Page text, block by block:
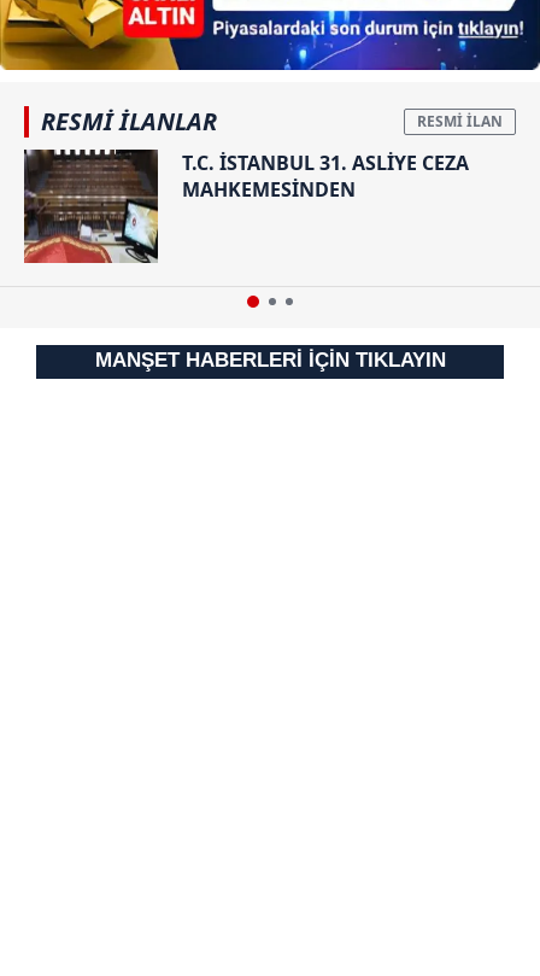
gösterilmeyecektir."
Sizlere daha iyi bir hizmet sunabilmek için İnternet
Sitemizde kendimize ve üçüncü kişilere ait çerezler
kullanılmaktadır. Bu çerezler vasıtasıyla çeşitli kişisel
verileriniz işlenmekte olup gerekli olan çerezler bilgi
toplumu hizmetlerinin sunulması amacıyla
kullanılmaktadır. Diğer çerezler, sitemizin daha işlevsel
kılınması ve kişiselleştirilmesi ve sizlere yönelik
sınırlı olarak açık rızanız dahilinde kullanılacaktır.
Çerezlere ilişkin tercihlerinizi aşağıda yer alan panel
RESMİ İLANLAR
T.C. İSTANBUL 31. ASLİYE CEZA
MAHKEMESİNDEN
MANŞET HABERLERİ İÇİN TIKLAYIN